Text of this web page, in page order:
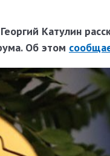
Катулин
Об этом